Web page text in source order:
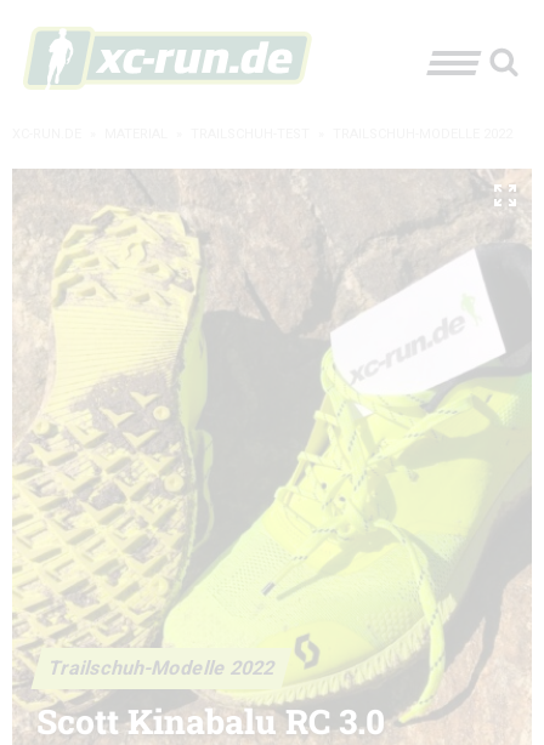
Trailschuh-Modelle 2022
Scott Kinabalu RC 3.0